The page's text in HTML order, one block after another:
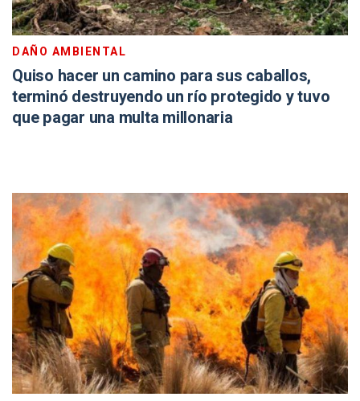
DAÑO AMBIENTAL
Quiso hacer un camino para sus caballos,
terminó destruyendo un río protegido y tuvo
que pagar una multa millonaria